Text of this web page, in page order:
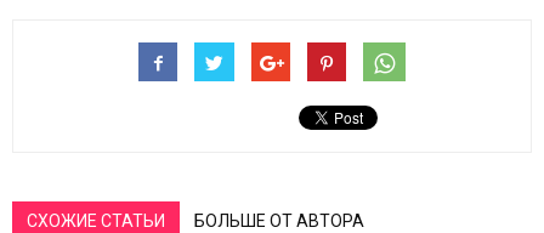
СХОЖИЕ СТАТЬИ БОЛЬШЕ ОТ АВТОРА